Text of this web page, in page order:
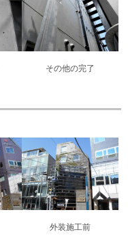
その他の完了
外装施工前